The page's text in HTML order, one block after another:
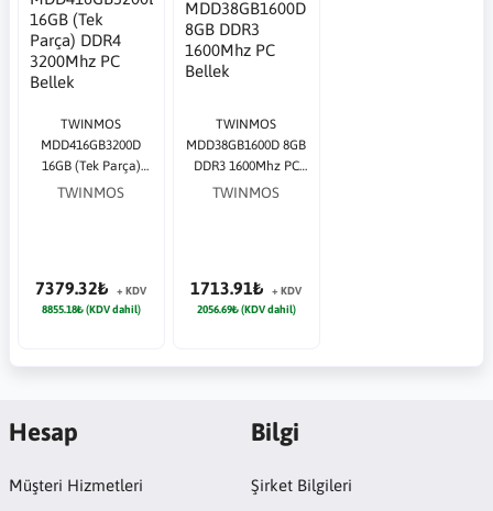
TWINMOS
MDD416GB3200D
16GB (Tek Parça)
DDR4 3200Mhz PC
TWINMOS
7379.32₺
+ KDV
8855.18₺ (KDV dahil)
TWINMOS
MDD38GB1600D 8GB
DDR3 1600Mhz PC
Bellek
TWINMOS
1713.91₺
+ KDV
2056.69₺ (KDV dahil)
Hesap
Müşteri Hizmetleri
Bilgi
Şirket Bilgileri